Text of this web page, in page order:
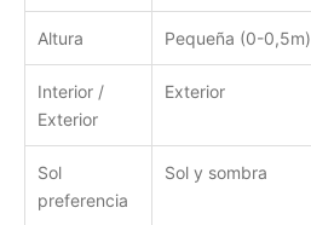
Altura Pequeña (0-0,5m)
Interior /
Exterior
Exterior
Sol
preferencia
Sol y sombra